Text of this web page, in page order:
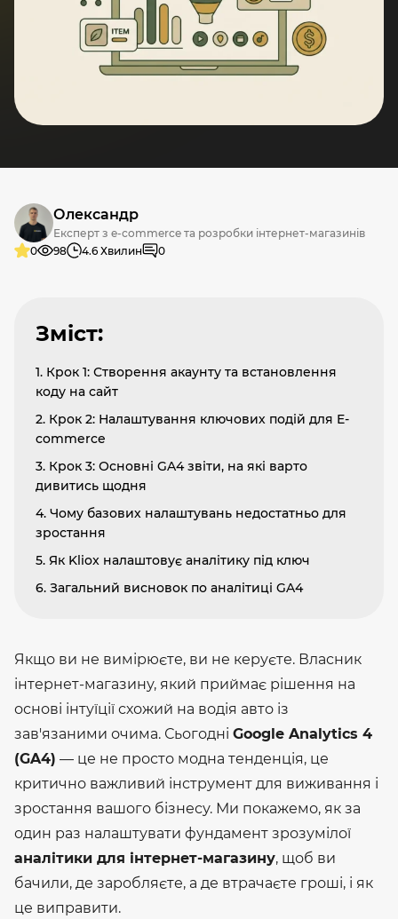
Олександр
Експерт з e-commerce та розробки інтернет-магазинів
0
98 4.6 Хвилин 0
Зміст:
1. Крок 1: Створення акаунту та встановлення
коду на сайт
2. Крок 2: Налаштування ключових подій для E-
commerce
3. Крок 3: Основні GA4 звіти, на які варто
дивитись щодня
4. Чому базових налаштувань недостатньо для
зростання
5. Як Kliox налаштовує аналітику під ключ
6. Загальний висновок по аналітиці GA4
Якщо ви не вимірюєте, ви не керуєте. Власник
інтернет-магазину, який приймає рішення на
основі інтуїції схожий на водія авто із
зав'язаними очима. Сьогодні Google Analytics 4
(GA4) — це не просто модна тенденція, це
критично важливий інструмент для виживання і
зростання вашого бізнесу. Ми покажемо, як за
один раз налаштувати фундамент зрозумілої
аналітики для інтернет-магазину, щоб ви
бачили, де заробляєте, а де втрачаєте гроші, і як
це виправити.